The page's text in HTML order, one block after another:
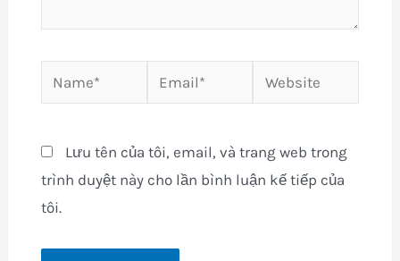
Name* Email* Website
Lưu tên của tôi, email, và trang web trong
trình duyệt này cho lần bình luận kế tiếp của
tôi.